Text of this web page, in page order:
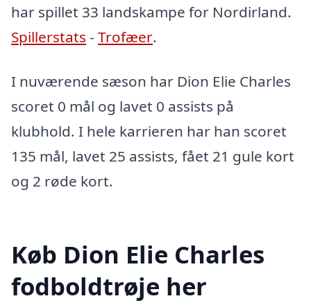
har spillet 33 landskampe for Nordirland.
Spillerstats - Trofæer.
I nuværende sæson har Dion Elie Charles
scoret 0 mål og lavet 0 assists på
klubhold. I hele karrieren har han scoret
135 mål, lavet 25 assists, fået 21 gule kort
og 2 røde kort.
Køb Dion Elie Charles
fodboldtrøje her